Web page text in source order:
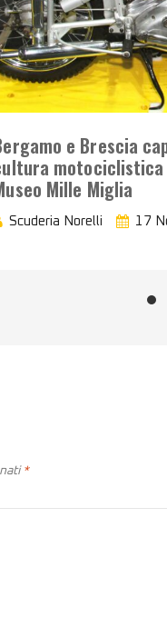
e Brescia
Mille Miglia
Scuderia Norelli 17
*